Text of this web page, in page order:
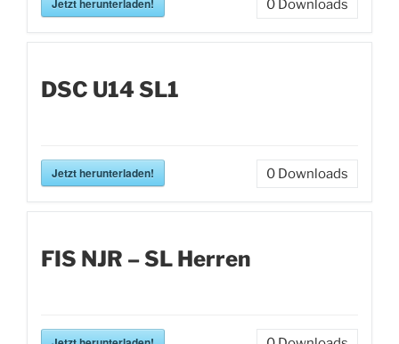
Jetzt herunterladen! 0 Downloads
DSC U14 SL1
Jetzt herunterladen! 0 Downloads
FIS NJR – SL Herren